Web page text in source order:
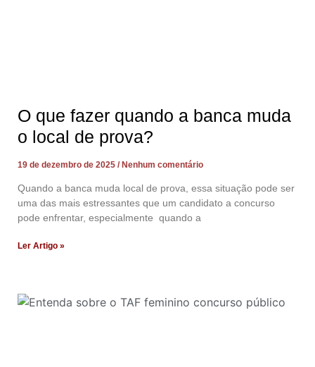
O que fazer quando a banca muda
o local de prova?
19 de dezembro de 2025 Nenhum comentário
Quando a banca muda local de prova, essa situação pode ser
uma das mais estressantes que um candidato a concurso
pode enfrentar, especialmente quando a
Ler Artigo »